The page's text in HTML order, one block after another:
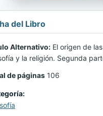
del Libro
Alternativo: El origen de
y la religión. Segunda
de páginas 106